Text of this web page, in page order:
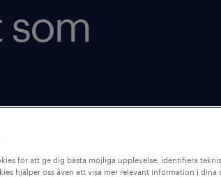
som
för att ge dig bästa möjliga upplevelse, identifiera
hjälper oss även att visa mer relevant information i dina